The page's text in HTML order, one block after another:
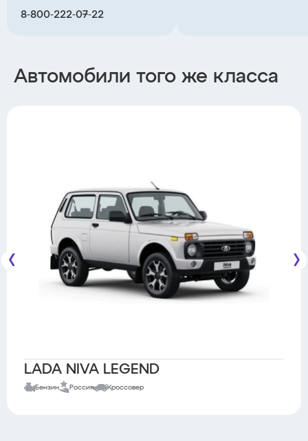
8‑800‑222‑07‑22
Автомобили того же класса
LADA NIVA LEGEND
Бензин Россия Кроссовер